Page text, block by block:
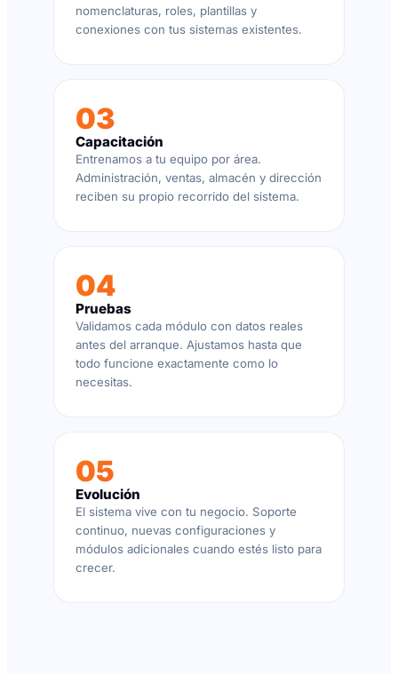
nomenclaturas, roles, plantillas y
conexiones con tus sistemas existentes.
03
Capacitación
Entrenamos a tu equipo por área.
Administración, ventas, almacén y dirección
reciben su propio recorrido del sistema.
04
Pruebas
Validamos cada módulo con datos reales
antes del arranque. Ajustamos hasta que
todo funcione exactamente como lo
necesitas.
05
Evolución
El sistema vive con tu negocio. Soporte
continuo, nuevas configuraciones y
módulos adicionales cuando estés listo para
crecer.